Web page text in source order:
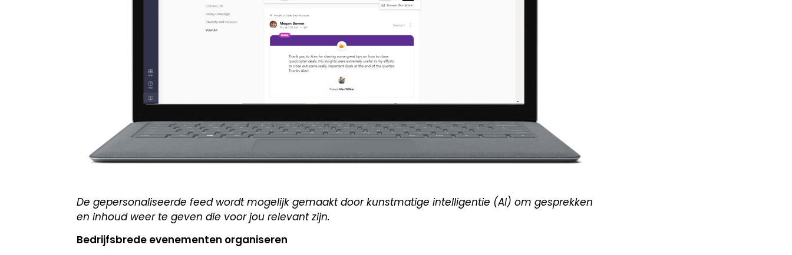
De gepersonaliseerde feed wordt mogelijk gemaakt door kunstmatige intelligentie (AI) om gesprekken
en inhoud weer te geven die voor jou relevant zijn.
Bedrijfsbrede evenementen organiseren